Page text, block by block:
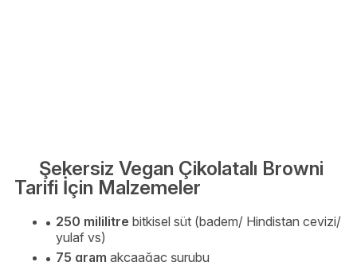
Şekersiz Vegan Çikolatalı Browni
Tarifi İçin Malzemeler
250 mililitre bitkisel süt (badem/ Hindistan cevizi/
yulaf vs)
75 gram akçaağaç şurubu